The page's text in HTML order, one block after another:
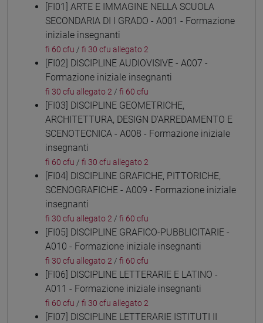
[FI01] ARTE E IMMAGINE NELLA SCUOLA
SECONDARIA DI I GRADO - A001 - Formazione
iniziale insegnanti
fi 60 cfu / fi 30 cfu allegato 2
[FI02] DISCIPLINE AUDIOVISIVE - A007 -
Formazione iniziale insegnanti
fi 30 cfu allegato 2 / fi 60 cfu
[FI03] DISCIPLINE GEOMETRICHE,
ARCHITETTURA, DESIGN D'ARREDAMENTO E
SCENOTECNICA - A008 - Formazione iniziale
insegnanti
fi 60 cfu / fi 30 cfu allegato 2
[FI04] DISCIPLINE GRAFICHE, PITTORICHE,
SCENOGRAFICHE - A009 - Formazione iniziale
insegnanti
fi 30 cfu allegato 2 / fi 60 cfu
[FI05] DISCIPLINE GRAFICO-PUBBLICITARIE -
A010 - Formazione iniziale insegnanti
fi 30 cfu allegato 2 / fi 60 cfu
[FI06] DISCIPLINE LETTERARIE E LATINO -
A011 - Formazione iniziale insegnanti
fi 60 cfu / fi 30 cfu allegato 2
[FI07] DISCIPLINE LETTERARIE ISTITUTI II